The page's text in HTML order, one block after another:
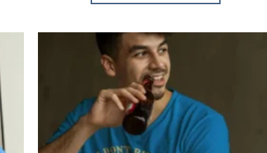
tiene
múltiples
variantes.
Las
opciones
se
pueden